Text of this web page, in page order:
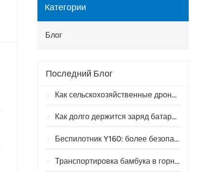
Категории
Блог
Последний Блог
Как сельскохозяйственные дроны помогают бразильским фермерам улучшить операции по опрыскиванию посевов
Как долго держится заряд батареи сельскохозяйственного дрона?
Беспилотник Y160: более безопасный и эффективный способ транспортировки материалов для опор линий электропередач в горной местности.
Транспортировка бамбука в горных районах: как TOPXGUN Y160 открывает новый маршрут из леса к месту сбора.